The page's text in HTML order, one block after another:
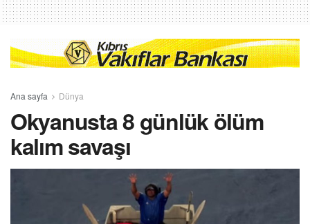
Ana sayfa Dünya
Okyanusta 8 günlük ölüm
kalım savaşı